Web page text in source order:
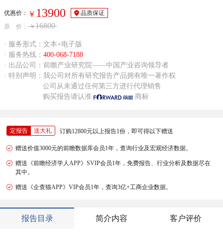
优惠价： ￥ 13900
品质保证
原 价： ￥16800
· 服务形式：文本+电子版
· 服务热线： 400-068-7188
· 出品公司：前瞻产业研究院——中国产业咨询领导者
· 特别声明：我公司对所有研究报告产品拥有唯一著作权
公司从未通过任何第三方进行代理销售
购买报告请认准
商标
定报告 送大礼 订购12800元以上报告1份，即可得以下赠送
赠送价值3000元的前瞻数据库会员1年，查询行业及宏观经济数据。
赠送《前瞻经济学人APP》SVIP会员1年，免费报告、行业分析及数据尽在
其中。
赠送《企查猫APP》VIP会员1年，查询3亿+工商企业数据。
报告目录 简介内容 客户评价